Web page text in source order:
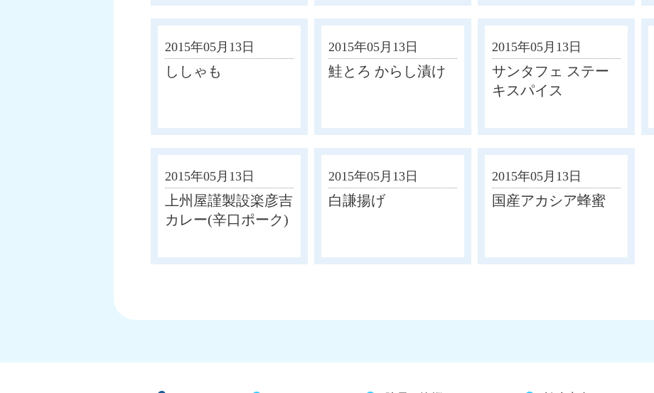
2015年05月13日
ししゃも
2015年05月13日
鮭とろ からし漬け
2015年05月13日
サンタフェ ステー
キスパイス
2015年05月13日
上州屋謹製設楽彦吉
カレー(辛口ポーク)
2015年05月13日
白謙揚げ
2015年05月13日
国産アカシア蜂蜜